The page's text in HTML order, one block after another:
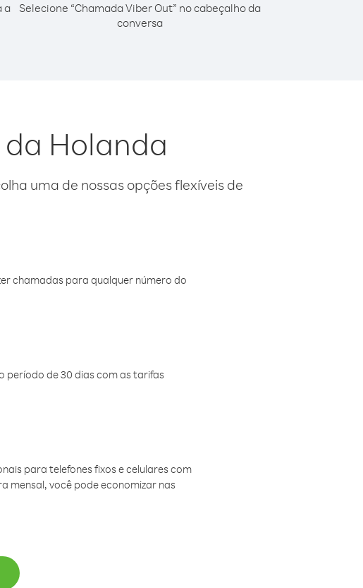
a
Selecione “Chamada Viber Out” no cabeçalho da
conversa
Holanda
uma de nossas opções flexíveis de
chamadas para qualquer número do
período de 30 dias com as tarifas
para telefones fixos e celulares com
mensal, você pode economizar nas